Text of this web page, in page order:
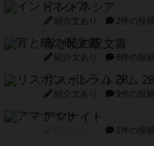
インドネシア
紹介文あり 2件の投稿
宵と暁の呪文書
紹介文あり 8件の投稿
リスボン・トラム 28
紹介文あり 9件の投稿
アマナイト
1件の投稿